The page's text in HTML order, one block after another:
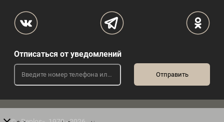
Отписаться от уведомлений